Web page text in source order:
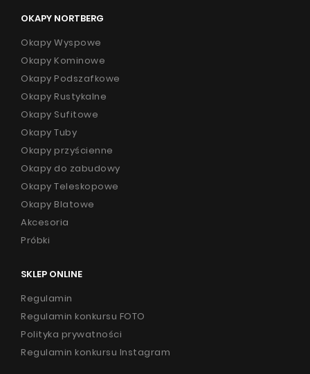
OKAPY NORTBERG
Okapy Wyspowe
Okapy Kominowe
Okapy Podszafkowe
Okapy Rustykalne
Okapy Sufitowe
Okapy Tuby
Okapy przyścienne
Okapy do zabudowy
Okapy Teleskopowe
Okapy Blatowe
Akcesoria
Próbki
SKLEP ONLINE
Regulamin
Regulamin konkursu FOTO
Polityka prywatności
Regulamin konkursu Instagram